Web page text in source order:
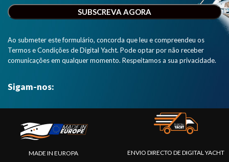
Ao submeter este formulário, concorda que leu e compreendeu os
Termos e Condições de Digital Yacht. Pode optar por não receber
comunicações em qualquer momento. Respeitamos a sua privacidade.
Sigam-nos:
MADE IN EUROPA ENVIO DIRECTO DE DIGITAL YACHT